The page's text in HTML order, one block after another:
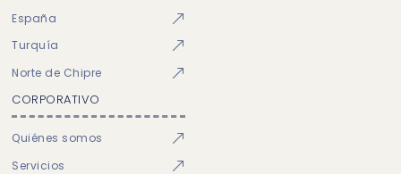
España
Turquía
Norte de Chipre
CORPORATIVO
Quiénes somos
Servicios